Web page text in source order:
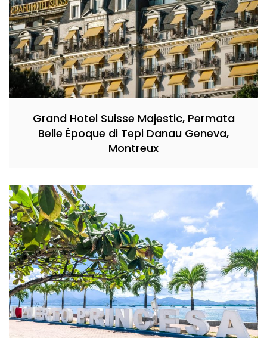
Grand Hotel Suisse Majestic, Permata
Belle Époque di Tepi Danau Geneva,
Montreux